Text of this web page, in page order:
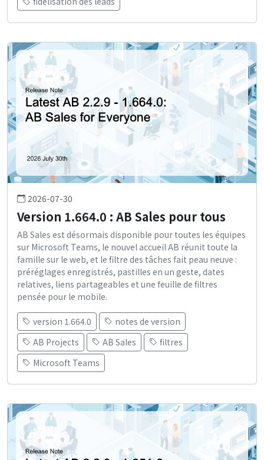
2026-07-30
Version 1.664.0 : AB Sales pour tous
AB Sales est désormais disponible pour toutes les équipes
sur Microsoft Teams, le nouvel accueil AB réunit toute la
famille sur le web, et le filtre des tâches fait peau neuve :
préréglages enregistrés, pastilles en un geste, dates
relatives, liens partageables et une feuille de filtres
pensée pour le mobile.
version 1.664.0
notes de version
AB Projects
AB Sales
filtres
Microsoft Teams